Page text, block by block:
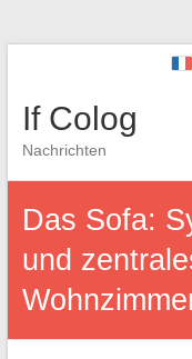
If Colog
Nachrichten
Das Sofa:
und